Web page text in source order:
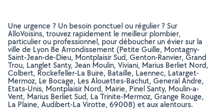
Une urgence ? Un besoin ponctuel ou régulier ? Sur
AlloVoisins, trouvez rapidement le meilleur plombier,
particulier ou professionnel, pour déboucher un évier sur la
ville de Lyon 8e Arrondissement (Petite Guille, Montagny-
Saint-Jean-de-Dieu, Montplaisir Sud, Genton-Ranvier, Grand
Trou, Langlet Santy, Jean Moulin, Viviani, Marius Berliet Nord,
Colbert, Rockefeller-La Buire, Bataille, Laennec, Latarget-
Mermoz, Le Bocage, Les Alouettes-Bachut, General Andre,
Etats-Unis, Montplaisir Nord, Mairie, Pinel Santy, Moulin-a-
Vent, Marius Berliet Sud, La Trinite-Mermoz, Grange Rouge,
La Plaine, Audibert-La Virotte, 69008) et aux alentours.